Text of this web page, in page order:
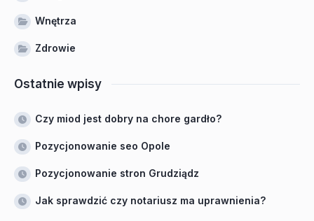
Wnętrza
Zdrowie
Ostatnie wpisy
Czy miod jest dobry na chore gardło?
Pozycjonowanie seo Opole
Pozycjonowanie stron Grudziądz
Jak sprawdzić czy notariusz ma uprawnienia?